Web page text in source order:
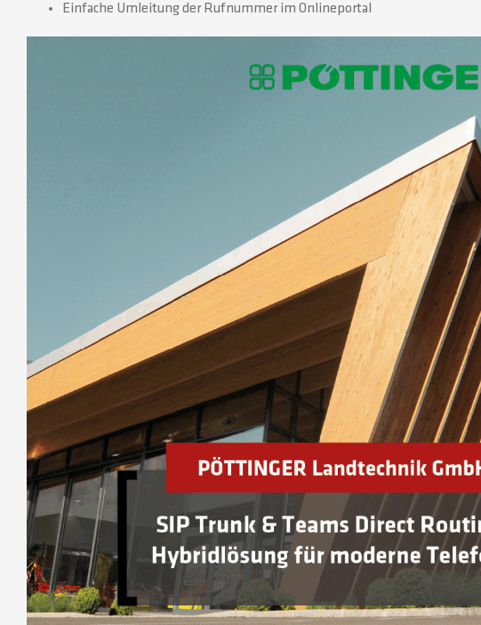
Einfache Umleitung der Rufnummer im Onlineportal